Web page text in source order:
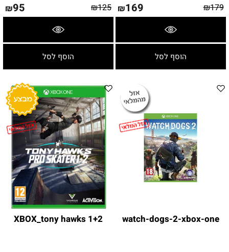
₪179
₪169
הוסף לסל
₪125
₪95
הוסף לסל
watch-dogs-2-xbox-one
XBOX_tony hawks 1+2